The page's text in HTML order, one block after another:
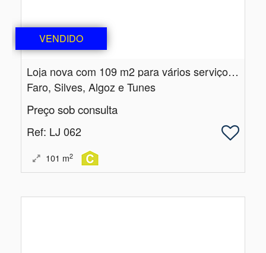
VENDIDO
Loja nova com 109 m2 para vários serviços e comércios
Faro, Silves, Algoz e Tunes
Preço sob consulta
Ref: LJ 062
101 m2